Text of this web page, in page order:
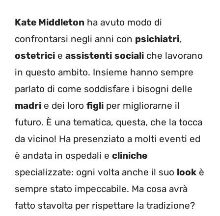
Kate Middleton ha avuto modo di
confrontarsi negli anni con psichiatri,
ostetrici e assistenti sociali che lavorano
in questo ambito. Insieme hanno sempre
parlato di come soddisfare i bisogni delle
madri e dei loro figli per migliorarne il
futuro. È una tematica, questa, che la tocca
da vicino! Ha presenziato a molti eventi ed
è andata in ospedali e cliniche
specializzate: ogni volta anche il suo look è
sempre stato impeccabile. Ma cosa avrà
fatto stavolta per rispettare la tradizione?